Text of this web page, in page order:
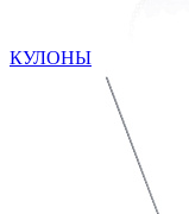
КУЛОНЫ